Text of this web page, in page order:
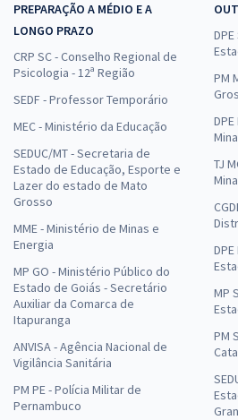
PREPARAÇÃO A MÉDIO E A
LONGO PRAZO
CRP SC - Conselho Regional de
Psicologia - 12ª Região
SEDF - Professor Temporário
MEC - Ministério da Educação
SEDUC/MT - Secretaria de
Estado de Educação, Esporte e
Lazer do estado de Mato
Grosso
MME - Ministério de Minas e
Energia
MP GO - Ministério Público do
Estado de Goiás - Secretário
Auxiliar da Comarca de
Itapuranga
ANVISA - Agência Nacional de
Vigilância Sanitária
PM PE - Polícia Militar de
Pernambuco
PM
TJ
MP
PM